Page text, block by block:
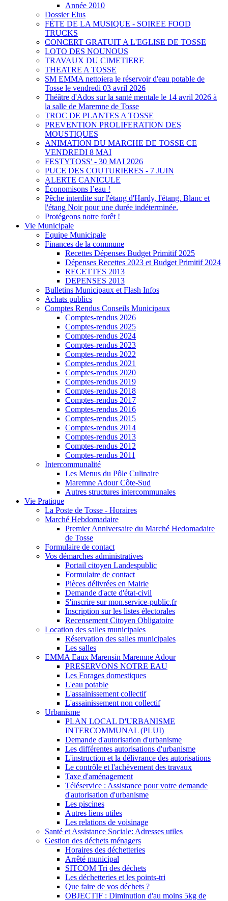
Année 2010
Dossier Elus
FËTE DE LA MUSIQUE - SOIREE FOOD
TRUCKS
CONCERT GRATUIT A L'EGLISE DE TOSSE
LOTO DES NOUNOUS
TRAVAUX DU CIMETIERE
THEATRE A TOSSE
SM EMMA nettoiera le réservoir d'eau potable de
Tosse le vendredi 03 avril 2026
Théâtre d'Ados sur la santé mentale le 14 avril 2026 à
la salle de Maremne de Tosse
TROC DE PLANTES A TOSSE
PREVENTION PROLIFERATION DES
MOUSTIQUES
ANIMATION DU MARCHE DE TOSSE CE
VENDREDI 8 MAI
FESTYTOSS' - 30 MAI 2026
PUCE DES COUTURIERES - 7 JUIN
ALERTE CANICULE
Économisons l’eau !
Pêche interdite sur l'étang d'Hardy, l'étang. Blanc et
l'étang Noir pour une durée indéterminée.
Protégeons notre forêt !
Vie Municipale
Equipe Municipale
Finances de la commune
Recettes Dépenses Budget Primitif 2025
Dépenses Recettes 2023 et Budget Primitif 2024
RECETTES 2013
DEPENSES 2013
Bulletins Municipaux et Flash Infos
Achats publics
Comptes Rendus Conseils Municipaux
Comptes-rendus 2026
Comptes-rendus 2025
Comptes-rendus 2024
Comptes-rendus 2023
Comptes-rendus 2022
Comptes-rendus 2021
Comptes-rendus 2020
Comptes-rendus 2019
Comptes-rendus 2018
Comptes-rendus 2017
Comptes-rendus 2016
Comptes-rendus 2015
Comptes-rendus 2014
Comptes-rendus 2013
Comptes-rendus 2012
Comptes-rendus 2011
Intercommunalité
Les Menus du Pôle Culinaire
Maremne Adour Côte-Sud
Autres structures intercommunales
Vie Pratique
La Poste de Tosse - Horaires
Marché Hebdomadaire
Premier Anniversaire du Marché Hedomadaire
de Tosse
Formulaire de contact
Vos démarches administratives
Portail citoyen Landespublic
Formulaire de contact
Pièces délivrées en Mairie
Demande d'acte d'état-civil
S'inscrire sur mon.service-public.fr
Inscription sur les listes électorales
Recensement Citoyen Obligatoire
Location des salles municipales
Réservation des salles municipales
Les salles
EMMA Eaux Marensin Maremne Adour
PRESERVONS NOTRE EAU
Les Forages domestiques
L'eau potable
L'assainissement collectif
L'assainissement non collectif
Urbanisme
PLAN LOCAL D'URBANISME
INTERCOMMUNAL (PLUI)
Demande d'autorisation d'urbanisme
Les différentes autorisations d'urbanisme
L'instruction et la délivrance des autorisations
Le contrôle et l'achèvement des travaux
Taxe d'aménagement
Téléservice : Assistance pour votre demande
d'autorisation d'urbanisme
Les piscines
Autres liens utiles
Les relations de voisinage
Santé et Assistance Sociale: Adresses utiles
Gestion des déchets ménagers
Horaires des déchetteries
Arrêté municipal
SITCOM Tri des déchets
Les déchetteries et les points-tri
Que faire de vos déchets ?
OBJECTIF : Diminution d'au moins 5kg de